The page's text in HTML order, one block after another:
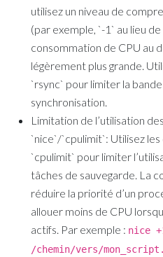
utilisez un niveau de
(par exemple, `-1` au lieu
consommation de CPU au
légèrement plus grande.
`rsync` pour limiter la
synchronisation.
Limitation de l’utilisation
`nice`/`cpulimit`: Utilisez
`cpulimit` pour limiter
tâches de sauvegarde. La
réduire la priorité d’un
allouer moins de CPU
actifs. Par exemple : nice
/chemin/vers/